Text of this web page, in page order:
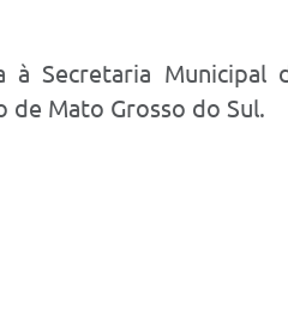
à Secretaria Municipal
de Mato Grosso do Sul.